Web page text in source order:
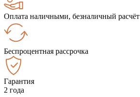
Оплата наличными, безналичный расчёт
Беспроцентная рассрочка
Гарантия
2 года